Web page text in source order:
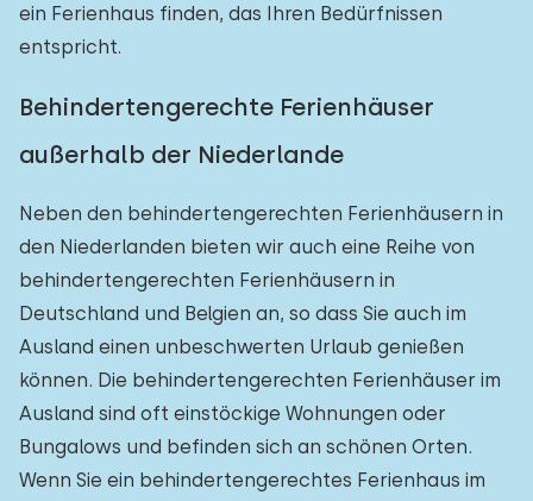
ein Ferienhaus finden, das Ihren Bedürfnissen
entspricht.
Behindertengerechte Ferienhäuser
außerhalb der Niederlande
Neben den behindertengerechten Ferienhäusern in
den Niederlanden bieten wir auch eine Reihe von
behindertengerechten Ferienhäusern in
Deutschland und Belgien an, so dass Sie auch im
Ausland einen unbeschwerten Urlaub genießen
können. Die behindertengerechten Ferienhäuser im
Ausland sind oft einstöckige Wohnungen oder
Bungalows und befinden sich an schönen Orten.
Wenn Sie ein behindertengerechtes Ferienhaus im